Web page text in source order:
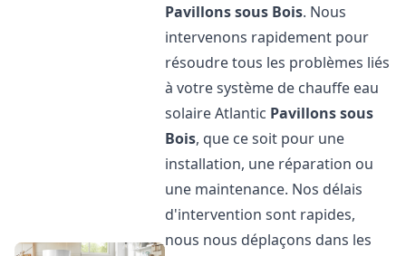
Pavillons sous Bois. Nous
intervenons rapidement pour
résoudre tous les problèmes liés
à votre système de chauffe eau
solaire Atlantic Pavillons sous
Bois, que ce soit pour une
installation, une réparation ou
une maintenance. Nos délais
d'intervention sont rapides,
nous nous déplaçons dans les